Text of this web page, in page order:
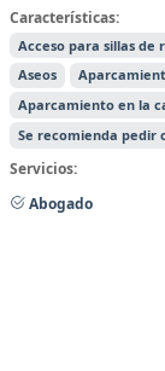
Características:
Acceso para sillas de
Aseos
Aparcamiento en la
Se recomienda pedir
Servicios:
Abogado